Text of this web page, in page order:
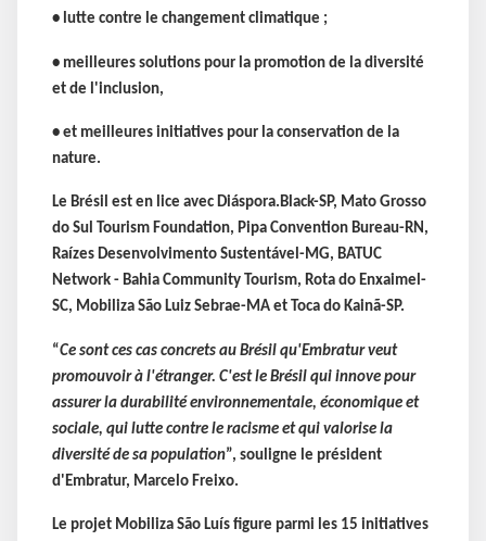
• lutte contre le changement climatique ;
• meilleures solutions pour la promotion de la diversité
et de l'inclusion,
• et meilleures initiatives pour la conservation de la
nature.
Le Brésil est en lice avec Diáspora.Black-SP, Mato Grosso
do Sul Tourism Foundation, Pipa Convention Bureau-RN,
Raízes Desenvolvimento Sustentável-MG, BATUC
Network - Bahia Community Tourism, Rota do Enxaimel-
SC, Mobiliza São Luiz Sebrae-MA et Toca do Kainã-SP.
“Ce sont ces cas concrets au Brésil qu'Embratur veut
promouvoir à l'étranger. C'est le Brésil qui innove pour
assurer la durabilité environnementale, économique et
sociale, qui lutte contre le racisme et qui valorise la
diversité de sa population”, souligne le président
d'Embratur, Marcelo Freixo.
Le projet Mobiliza São Luís figure parmi les 15 initiatives